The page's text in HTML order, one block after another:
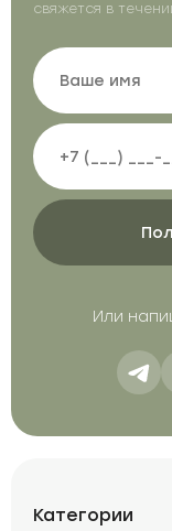
свяжется в
Или
Категории